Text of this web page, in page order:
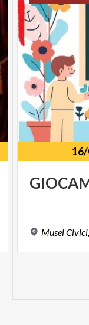
MuseiCivici,